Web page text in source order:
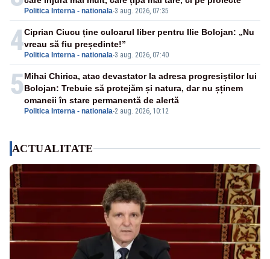
Politica Interna - nationala-3 aug. 2026, 07:35
4 Politica Interna - nationala-3 aug. 2026, 07:40
Ciprian Ciucu ține culoarul liber pentru Ilie Bolojan: „Nu
vreau să fiu președinte!”
5
Politica Interna - nationala-2 aug. 2026, 10:12
Mihai Chirica, atac devastator la adresa progresiștilor lui
Bolojan: Trebuie să protejăm și natura, dar nu șținem
omaneii în stare permanentă de alertă
ACTUALITATE